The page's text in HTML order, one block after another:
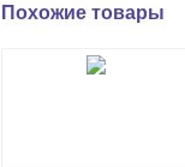
Похожие товары